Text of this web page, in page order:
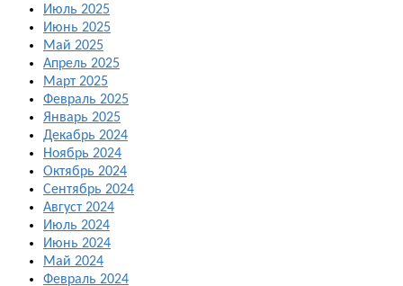
Июль 2025
Июнь 2025
Май 2025
Апрель 2025
Март 2025
Февраль 2025
Январь 2025
Декабрь 2024
Ноябрь 2024
Октябрь 2024
Сентябрь 2024
Август 2024
Июль 2024
Июнь 2024
Май 2024
Февраль 2024